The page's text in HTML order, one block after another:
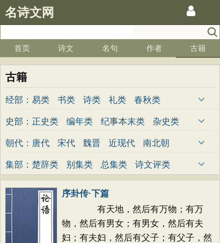
名诗文网
首页 诗文 名句 作者 古籍
古籍
经部： 易类 书类 诗类 礼类
春秋类
孝经类
五经总义类 四书类
乐类
史部： 正史类 编年类 纪事本末类
杂史类
别史类
诏令奏议类 传记类 史钞类
朝代： 唐代 宋代 魏晋 近现代
南北朝
清代
明代 元代 两汉 五代
先秦
金朝
隋代 未知
集部： 楚辞类 别集类 总集类
诗文评类
词曲类
序卦传·下篇
有天地，然后有万物；有万
物，然后有男女；有男女，然后有夫
妇；有夫妇，然后有父子；有父子，然